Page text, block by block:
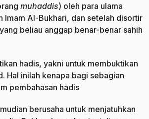
muhaddis) oleh para ulama
Imam Al-Bukhari, dan setelah disortir
beliau anggap benar-benar sahih
hadis, yakni untuk membuktikan
Hal inilah kenapa bagi sebagian
pembahasan hadis
berusaha untuk menjatuhkan